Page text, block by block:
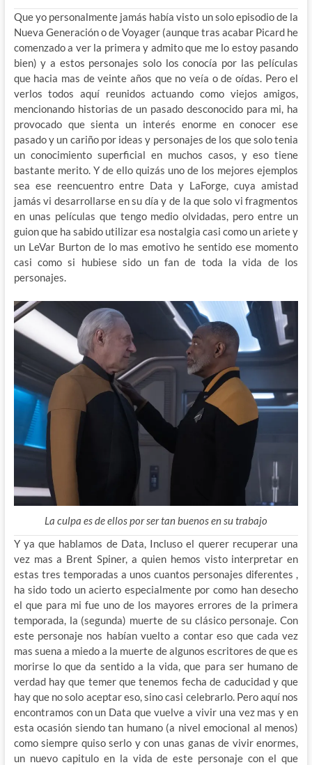
Que yo personalmente jamás había visto un solo episodio de la
Nueva Generación o de Voyager (aunque tras acabar Picard he
comenzado a ver la primera y admito que me lo estoy pasando
bien) y a estos personajes solo los conocía por las películas
que hacia mas de veinte años que no veía o de oídas. Pero el
verlos todos aquí reunidos actuando como viejos amigos,
mencionando historias de un pasado desconocido para mi, ha
provocado que sienta un interés enorme en conocer ese
pasado y un cariño por ideas y personajes de los que solo tenia
un conocimiento superficial en muchos casos, y eso tiene
bastante merito. Y de ello quizás uno de los mejores ejemplos
sea ese reencuentro entre Data y LaForge, cuya amistad
jamás vi desarrollarse en su día y de la que solo vi fragmentos
en unas películas que tengo medio olvidadas, pero entre un
guion que ha sabido utilizar esa nostalgia casi como un ariete y
un LeVar Burton de lo mas emotivo he sentido ese momento
casi como si hubiese sido un fan de toda la vida de los
personajes.
La culpa es de ellos por ser tan buenos en su trabajo
Y ya que hablamos de Data, Incluso el querer recuperar una
vez mas a Brent Spiner, a quien hemos visto interpretar en
estas tres temporadas a unos cuantos personajes diferentes ,
ha sido todo un acierto especialmente por como han desecho
el que para mi fue uno de los mayores errores de la primera
temporada, la (segunda) muerte de su clásico personaje. Con
este personaje nos habían vuelto a contar eso que cada vez
mas suena a miedo a la muerte de algunos escritores de que es
morirse lo que da sentido a la vida, que para ser humano de
verdad hay que temer que tenemos fecha de caducidad y que
hay que no solo aceptar eso, sino casi celebrarlo. Pero aquí nos
encontramos con un Data que vuelve a vivir una vez mas y en
esta ocasión siendo tan humano (a nivel emocional al menos)
como siempre quiso serlo y con unas ganas de vivir enormes,
un nuevo capitulo en la vida de este personaje con el que